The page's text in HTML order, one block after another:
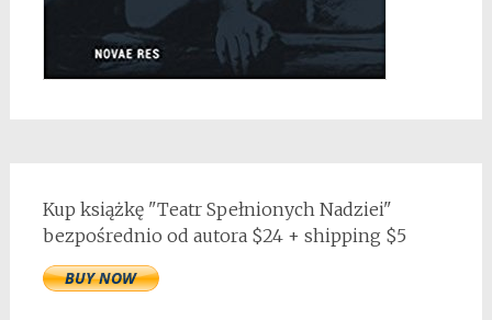
Kup książkę "Teatr Spełnionych Nadziei"
bezpośrednio od autora $24 + shipping $5